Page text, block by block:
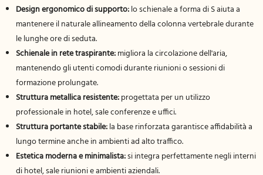
Design ergonomico di supporto:lo schienale a forma di S aiuta a
mantenere il naturale allineamento della colonna vertebrale durante
le lunghe ore di seduta.
Schienale in rete traspirante:migliora la circolazione dell'aria,
mantenendo gli utenti comodi durante riunioni o sessioni di
formazione prolungate.
Struttura metallica resistente:progettata per un utilizzo
professionale in hotel, sale conferenze e uffici.
Struttura portante stabile:la base rinforzata garantisce affidabilità a
lungo termine anche in ambienti ad alto traffico.
Estetica moderna e minimalista:si integra perfettamente negli interni
di hotel, sale riunioni e ambienti aziendali.